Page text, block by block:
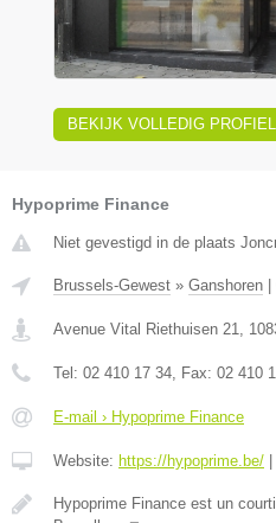
BEKIJK VOLLEDIG PROFIEL
Hypoprime Finance
Niet gevestigd in de plaats
Brussels-Gewest » Ganshoren
Avenue Vital Riethuisen 21
Tel: 02 410 17 34 , Fax: 02 410
E-mail › Hypoprime Finance
Website: https://hypoprime.be/
Hypoprime Finance est un